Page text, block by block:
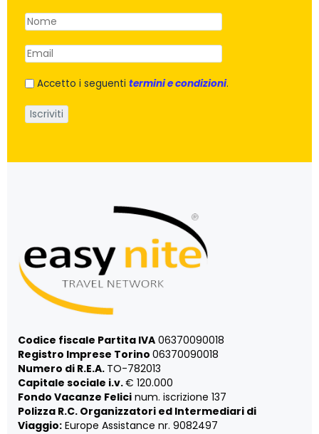
Accetto i seguenti termini e condizioni.
Codice fiscale Partita IVA 06370090018
Registro Imprese Torino 06370090018
Numero di R.E.A. TO-782013
Capitale sociale i.v.€ 120.000
Fondo Vacanze Felici num. iscrizione 137
Polizza R.C. Organizzatori ed Intermediari di
Viaggio: Europe Assistance nr. 9082497